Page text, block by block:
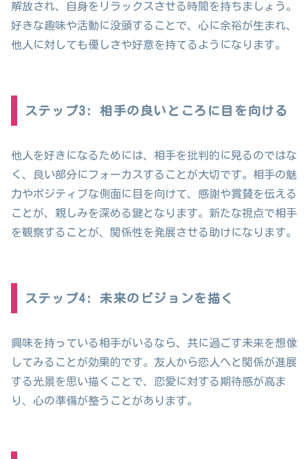
解放され、自身をリラックスさせる時間を持ちましょう。
好きな趣味や活動に没頭することで、心に余裕が生まれ、
他人に対しても優しさや好意を持てるようになります。
ステップ3: 相手の良いところに目を向ける
他人を好きになるためには、相手を批判的に見るのではな
く、良い部分にフォーカスすることが大切です。相手の魅
力やポジティブな側面に目を向けて、感謝や賞賛を伝える
ことが、親しみを深める鍵となります。新たな視点で相手
を観察することが、関係性を発展させる助けになります。
ステップ4: 未来のビジョンを描く
興味を持っている相手がいるなら、共に過ごす未来を想像
してみることが効果的です。友人から恋人へと関係が進展
する光景を思い描くことで、恋愛に対する期待感が高ま
り、心の準備が整うことがあります。